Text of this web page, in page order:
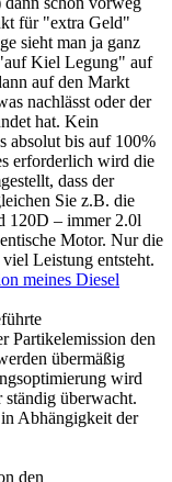
für "extra Geld"
sieht man ja ganz
Kiel Legung" auf
auf den Markt
nachlässt oder der
hat. Kein
absolut bis auf 100%
erforderlich wird die
dass der
Sie z.B. die
120D – immer 2.0l
Motor. Nur die
Leistung entsteht.
meines Diesel
Partikelemission den
übermäßig
wird
ständig überwacht.
Abhängigkeit der
den